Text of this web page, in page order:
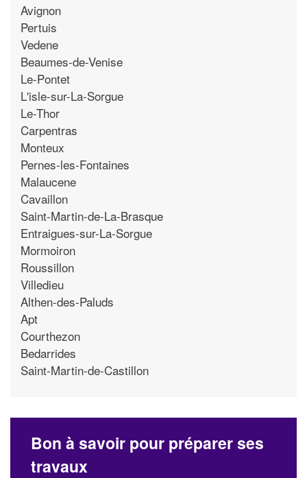
Avignon
Pertuis
Vedene
Beaumes-de-Venise
Le-Pontet
L'isle-sur-La-Sorgue
Le-Thor
Carpentras
Monteux
Pernes-les-Fontaines
Malaucene
Cavaillon
Saint-Martin-de-La-Brasque
Entraigues-sur-La-Sorgue
Mormoiron
Roussillon
Villedieu
Althen-des-Paluds
Apt
Courthezon
Bedarrides
Saint-Martin-de-Castillon
Bon à savoir pour préparer ses
travaux